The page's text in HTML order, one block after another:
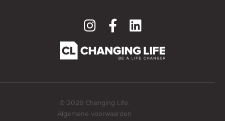
© 2026 Changing Life.
Algemene voorwaarden